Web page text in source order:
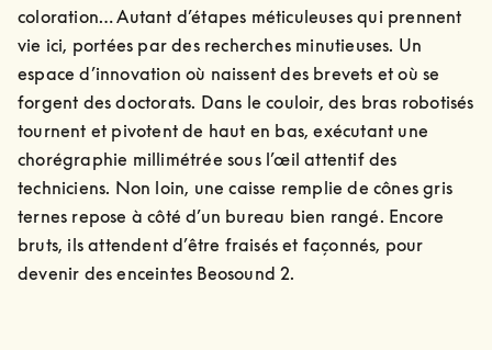
coloration… Autant d’étapes méticuleuses qui prennent
vie ici, portées par des recherches minutieuses. Un
espace d’innovation où naissent des brevets et où se
forgent des doctorats. Dans le couloir, des bras robotisés
tournent et pivotent de haut en bas, exécutant une
chorégraphie millimétrée sous l’œil attentif des
techniciens. Non loin, une caisse remplie de cônes gris
ternes repose à côté d’un bureau bien rangé. Encore
bruts, ils attendent d’être fraisés et façonnés, pour
devenir des enceintes Beosound 2.